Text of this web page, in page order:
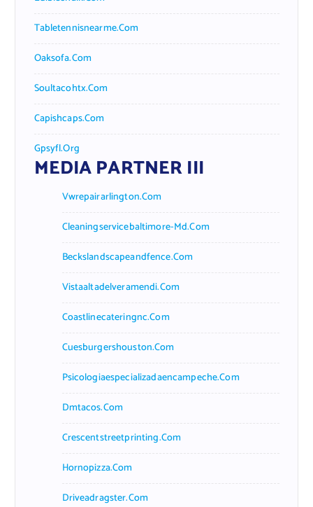
Tabletennisnearme.com
Oaksofa.com
Soultacohtx.com
Capishcaps.com
Gpsyfl.org
MEDIA PARTNER III
Vwrepairarlington.com
Cleaningservicebaltimore-Md.com
Beckslandscapeandfence.com
Vistaaltadelveramendi.com
Coastlinecateringnc.com
Cuesburgershouston.com
Psicologiaespecializadaencampeche.com
Dmtacos.com
Crescentstreetprinting.com
Hornopizza.com
Driveadragster.com